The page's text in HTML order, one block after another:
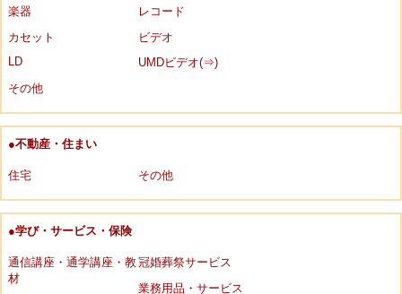
楽器
レコード
カセット
ビデオ
LD
UMDビデオ(⇒)
その他
●不動産・住まい
住宅 その他
●学び・サービス・保険
通信講座・通学講座・教
材
冠婚葬祭サービス
業務用品・サービス